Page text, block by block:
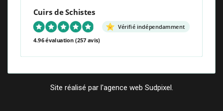
Cuirs de Schistes
Vérifié indépendamment
4.96 évaluation (257 avis)
Site réalisé par l'agence web Sudpixel.